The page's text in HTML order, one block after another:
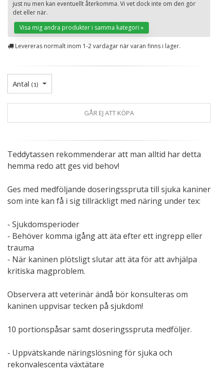
just nu men kan eventuellt återkomma. Vi vet dock inte om den gör
det eller när.
Visa mig andra produkter i samma kategori »
Levereras normalt inom 1-2 vardagar när varan finns i lager.
Antal (1)
GÅR EJ ATT KÖPA
Teddytassen rekommenderar att man alltid har detta
hemma redo att ges vid behov!
Ges med medföljande doseringsspruta till sjuka kaniner
som inte kan få i sig tillräckligt med näring under tex:
- Sjukdomsperioder
- Behöver komma igång att äta efter ett ingrepp eller
trauma
- När kaninen plötsligt slutar att äta för att avhjälpa
kritiska magproblem.
Observera att veterinär ändå bör konsulteras om
kaninen uppvisar tecken på sjukdom!
10 portionspåsar samt doseringsspruta medföljer.
- Uppvätskande näringslösning för sjuka och
rekonvalescenta växtätare